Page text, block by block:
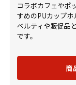
コラボカフェやポ
すめのPUカップ
ベルティや販促品
です。
商